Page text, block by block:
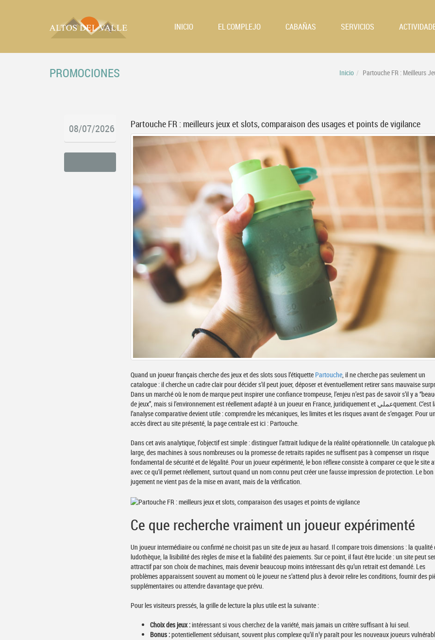
INICIO EL COMPLEJO CABAÑAS SERVICIOS
PROMOCIONES Inicio Partouche FR : Meilleurs
08/07/2026 Partouche FR : meilleurs jeux et slots, comparaison des usages et points de vigilance
Quand un joueur français cherche des jeux et des slots sous l’étiquette Partouche, il ne cherche pas seulement un
catalogue : il cherche un cadre clair pour décider s’il peut jouer, déposer et éventuellement retirer sans mauvaise
Dans un marché où le nom de marque peut inspirer une confiance trompeuse, l’enjeu n’est pas de savoir s’il y a
de jeux”, mais si l’environnement est réellement adapté à un joueur en France, juridiquement et عمليquement. C’est là que
l’analyse comparative devient utile : comprendre les mécaniques, les limites et les risques avant de s’engager. Pour un
accès direct au site présenté, la page centrale est ici : Partouche.
Dans cet avis analytique, l’objectif est simple : distinguer l’attrait ludique de la réalité opérationnelle. Un catalogue
large, des machines à sous nombreuses ou la promesse de retraits rapides ne suffisent pas à compenser un risque
fondamental de sécurité et de légalité. Pour un joueur expérimenté, le bon réflexe consiste à comparer ce que le site
avec ce qu’il permet réellement, surtout quand un nom connu peut créer une fausse impression de protection. Le bon
jugement ne vient pas de la mise en avant, mais de la vérification.
Ce que recherche vraiment un joueur expérimenté
Un joueur intermédiaire ou confirmé ne choisit pas un site de jeux au hasard. Il compare trois dimensions : la qualité
ludothèque, la lisibilité des règles de mise et la fiabilité des paiements. Sur ce point, il faut être lucide : un site peut
attractif par son choix de machines, mais devenir beaucoup moins intéressant dès qu’un retrait est demandé. Les
problèmes apparaissent souvent au moment où le joueur ne s’attend plus à devoir relire les conditions, fournir des
supplémentaires ou attendre davantage que prévu.
Pour les visiteurs pressés, la grille de lecture la plus utile est la suivante :
Choix des jeux :intéressant si vous cherchez de la variété, mais jamais un critère suffisant à lui seul.
Bonus :potentiellement séduisant, souvent plus complexe qu’il n’y paraît pour les nouveaux joueurs